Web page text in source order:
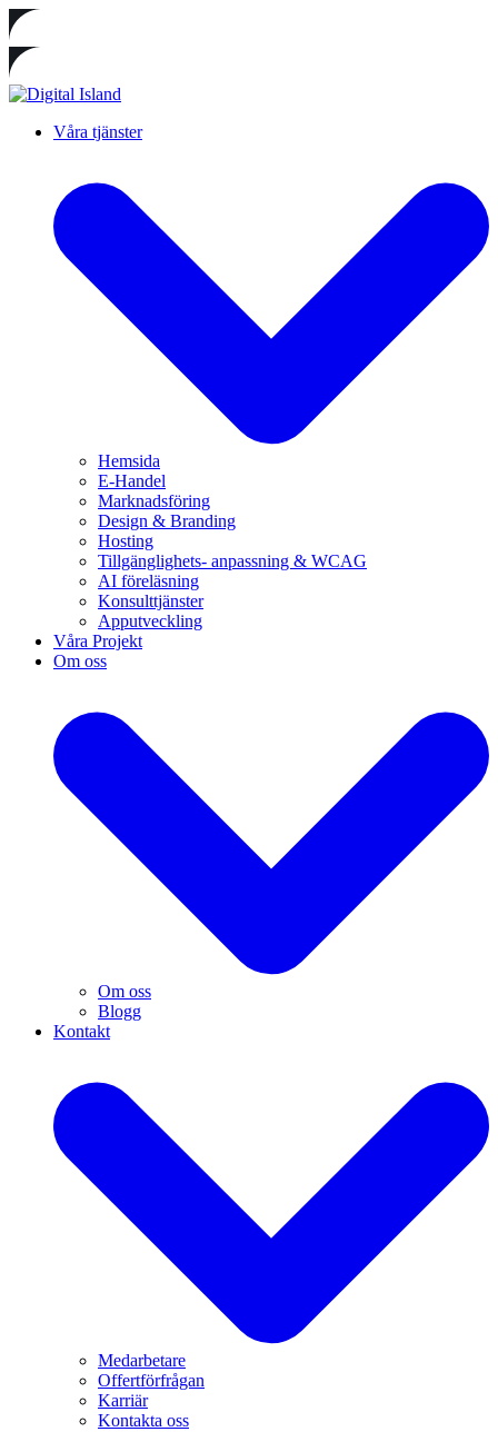
Våra tjänster
Hemsida
E-Handel
Marknadsföring
Design & Branding
Hosting
Tillgänglighets- anpassning & WCAG
AI föreläsning
Konsulttjänster
Apputveckling
Våra Projekt
Om oss
Om oss
Blogg
Kontakt
Medarbetare
Offertförfrågan
Karriär
Kontakta oss